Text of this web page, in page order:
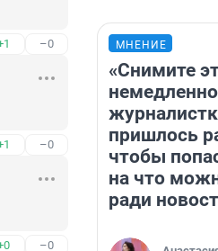
–0
–0
–0
МНЕНИЕ
«Снимите
пришлось
чтобы
на что
ради